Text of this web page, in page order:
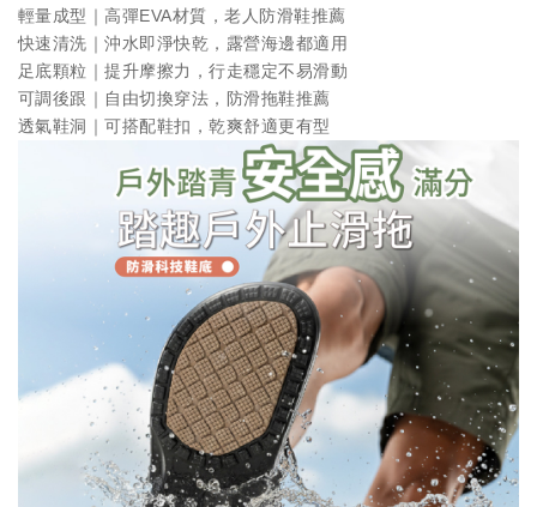
輕量成型｜高彈EVA材質，老人防滑鞋推薦
快速清洗｜沖水即淨快乾，露營海邊都適用
足底顆粒｜提升摩擦力，行走穩定不易滑動
可調後跟｜自由切換穿法，防滑拖鞋推薦
透氣鞋洞｜可搭配鞋扣，乾爽舒適更有型